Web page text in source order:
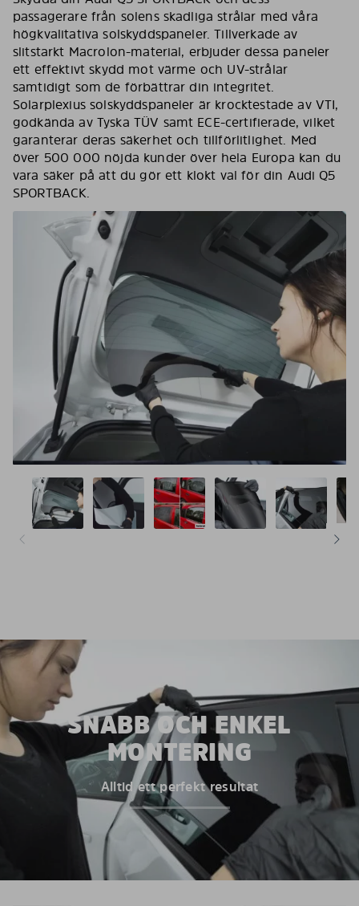
passagerare från solens skadliga strålar med våra
högkvalitativa solskyddspaneler. Tillverkade av
slitstarkt Macrolon-material, erbjuder dessa paneler
ett effektivt skydd mot värme och UV-strålar
samtidigt som de förbättrar din integritet.
Solarplexius solskyddspaneler är krocktestade av VTI,
godkända av Tyska TÜV samt ECE-certifierade, vilket
garanterar deras säkerhet och tillförlitlighet. Med
över 500 000 nöjda kunder över hela Europa kan du
vara säker på att du gör ett klokt val för din Audi Q5
SPORTBACK.
SNABB OCH ENKEL
MONTERING
Alltid ett perfekt resultat